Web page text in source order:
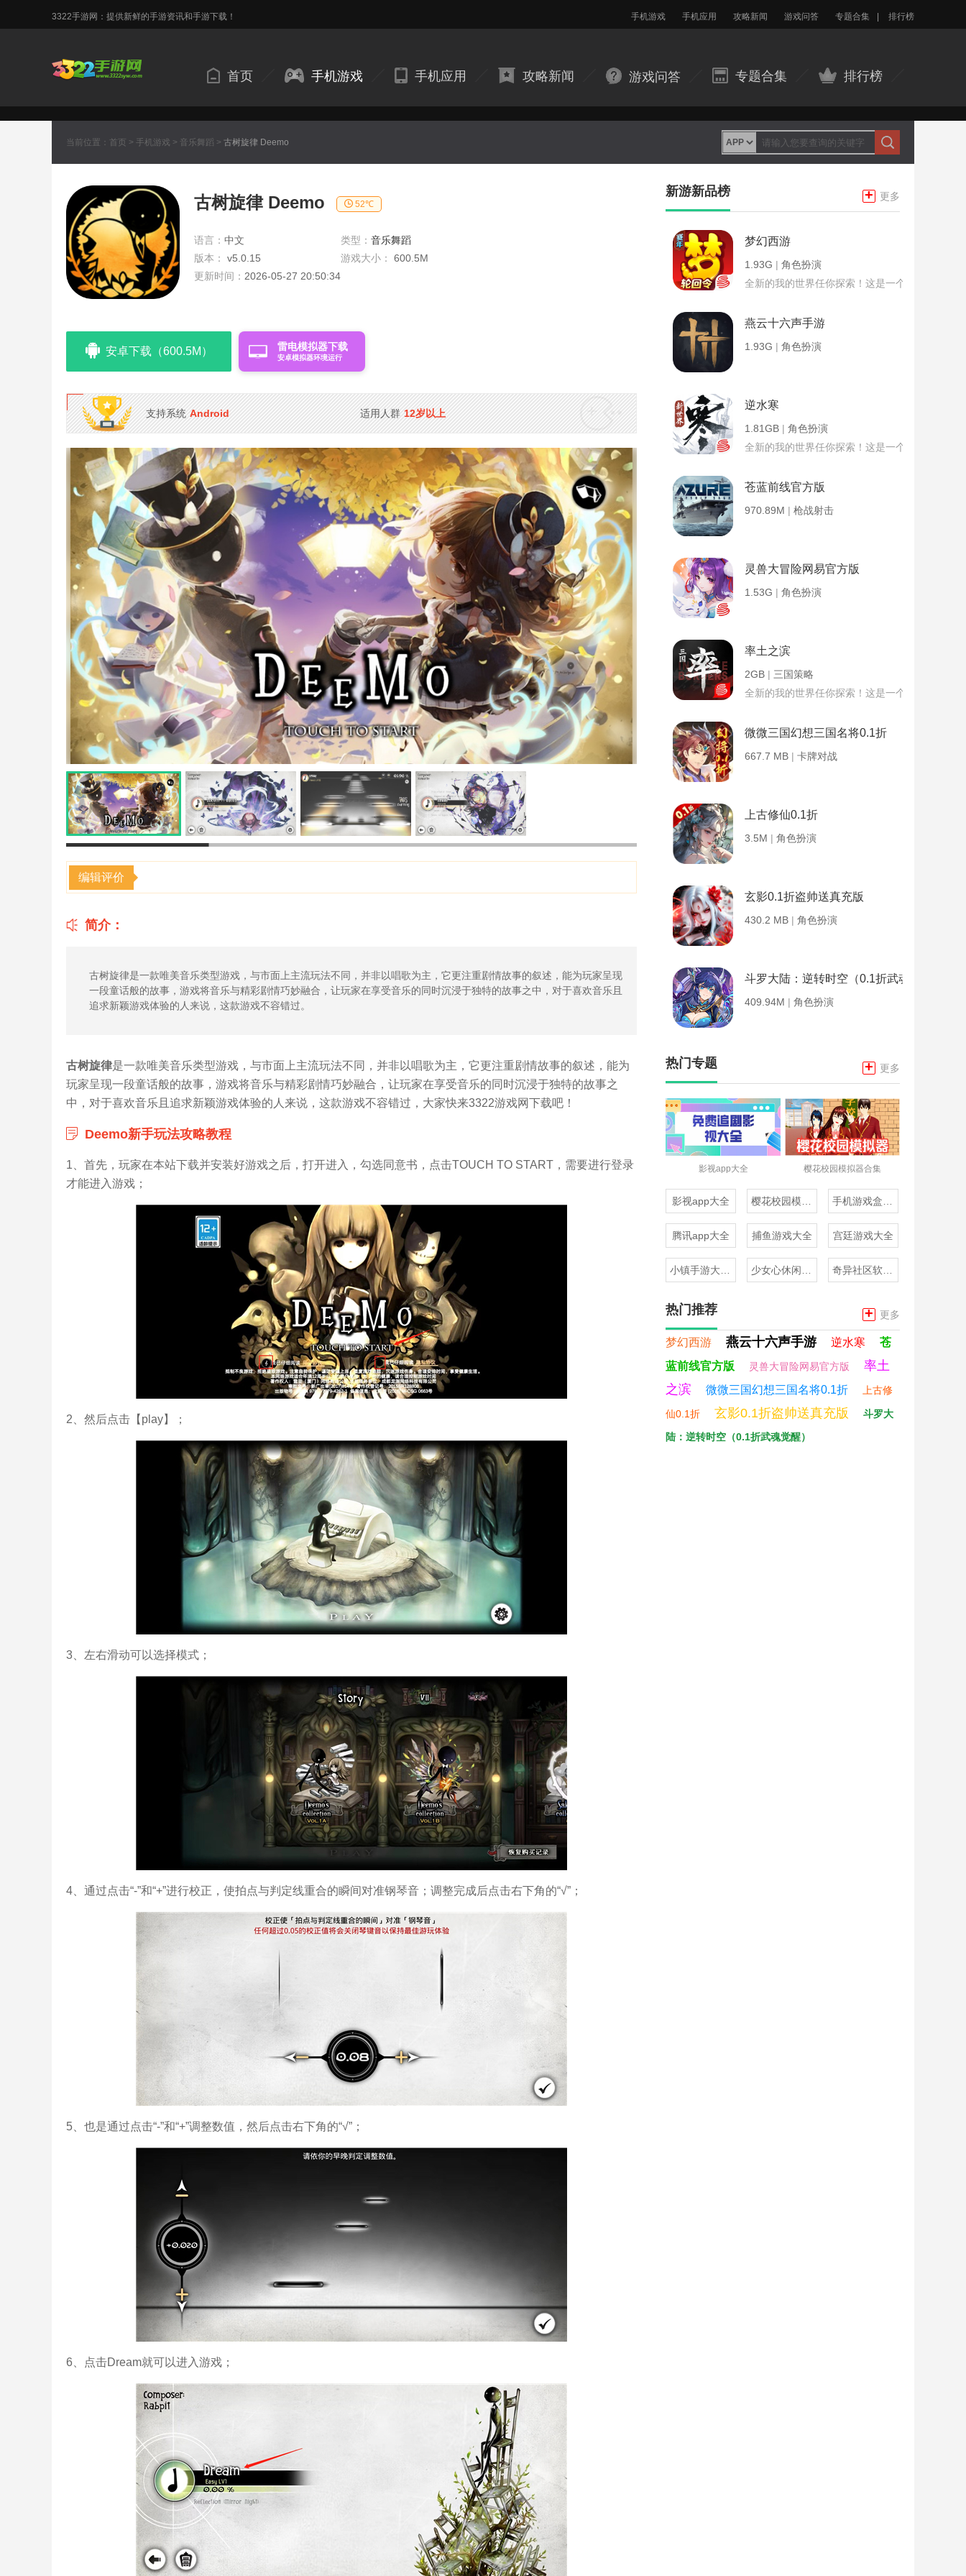
3322手游网：提供新鲜的手游资讯和手游下载！ 手机游戏 手机应用 攻略新闻 游戏问答 专题合集 排行榜
首页 手机游戏 手机应用 攻略新闻 游戏问答 专题合集 排行榜
当前位置： 首页 > 手机游戏 > 音乐舞蹈 > 古树旋律 Deemo
古树旋律 Deemo 52℃
语言： 中文 类型： 音乐舞蹈
版本：
v5.0.15 游戏大小：
600.5M
更新时间： 2026-05-27 20:50:34
安卓下载（600.5M） 雷电模拟器下载
安卓模拟器环境运行
支持系统 Android 适用人群 12岁以上
编辑评价
简介：
古树旋律是一款唯美音乐类型游戏，与市面上主流玩法不同，并非以唱歌为主，它更注重剧情故事的叙述，能为玩家呈现
一段童话般的故事，游戏将音乐与精彩剧情巧妙融合，让玩家在享受音乐的同时沉浸于独特的故事之中，对于喜欢音乐且
追求新颖游戏体验的人来说，这款游戏不容错过。
古树旋律是一款唯美音乐类型游戏，与市面上主流玩法不同，并非以唱歌为主，它更注重剧情故事的叙述，能为
玩家呈现一段童话般的故事，游戏将音乐与精彩剧情巧妙融合，让玩家在享受音乐的同时沉浸于独特的故事之
中，对于喜欢音乐且追求新颖游戏体验的人来说，这款游戏不容错过，大家快来3322游戏网下载吧！
Deemo新手玩法攻略教程
1、首先，玩家在本站下载并安装好游戏之后，打开进入，勾选同意书，点击TOUCH TO START，需要进行登录
才能进入游戏；
2、然后点击【play】；
3、左右滑动可以选择模式；
4、通过点击“-”和“+”进行校正，使拍点与判定线重合的瞬间对准钢琴音；调整完成后点击右下角的“√”；
5、也是通过点击“-”和“+”调整数值，然后点击右下角的“√”；
6、点击Dream就可以进入游戏；
新游新品榜 + 更多
梦幻西游
1.93G | 角色扮演
全新的我的世界任你探索！这是一个小提示字段。
燕云十六声手游
1.93G | 角色扮演
逆水寒
1.81GB | 角色扮演
全新的我的世界任你探索！这是一个小提示字段。
苍蓝前线官方版
970.89M | 枪战射击
灵兽大冒险网易官方版
1.53G | 角色扮演
率土之滨
2GB | 三国策略
全新的我的世界任你探索！这是一个小提示字段。
微微三国幻想三国名将0.1折
667.7 MB | 卡牌对战
上古修仙0.1折
3.5M | 角色扮演
玄影0.1折盗帅送真充版
430.2 MB | 角色扮演
斗罗大陆：逆转时空（0.1折武魂觉醒）
409.94M | 角色扮演
热门专题 + 更多
影视app大全 樱花校园模拟器合集
影视app大全
腾讯app大全 捕鱼游戏大全 宫廷游戏大全
热门推荐 + 更多
梦幻西游 燕云十六声手游 逆水寒
苍
蓝前线官方版
灵兽大冒险网易官方版
率土
之滨
微微三国幻想三国名将0.1折 上古修
仙0.1折 玄影0.1折盗帅送真充版
斗罗大
陆：逆转时空（0.1折武魂觉醒）